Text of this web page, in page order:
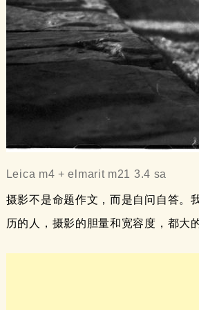
Leica m4 + elmarit m21 3.4 sa
摄影不是命题作文，而是自问自答。
历的人，摄影的胆量和宽容度，都大